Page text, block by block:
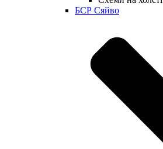
БСР Сяйво